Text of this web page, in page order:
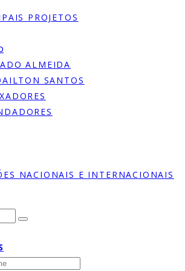
PROJETOS
ALMEIDA
SANTOS
NACIONAIS E INTERNACIONAIS